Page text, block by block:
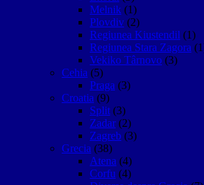
Melnik (1)
Plovdiv (2)
Regiunea Kiustendil (1)
Regiunea Stara Zagora
Vekiko Târnovo (3)
Cehia (5)
Praga (3)
Croatia (9)
Split (3)
Zadar (2)
Zagreb (3)
Grecia (38)
Atena (4)
Corfu (4)